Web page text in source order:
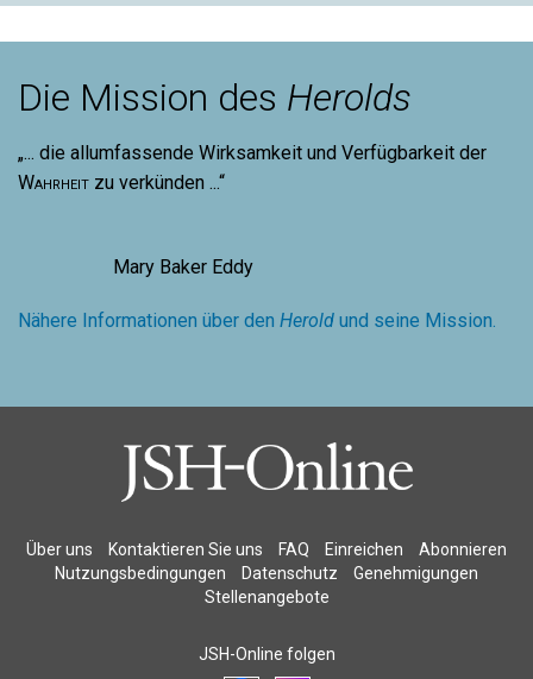
Die Mission des Herolds
„... die allumfassende Wirksamkeit und Verfügbarkeit der
Wahrheit zu verkünden ...“
Mary Baker Eddy
Nähere Informationen über den Herold und seine Mission.
Über uns Kontaktieren Sie uns FAQ Einreichen
Abonnieren
Nutzungsbedingungen
Datenschutz
Genehmigungen
Stellenangebote
JSH-Online folgen